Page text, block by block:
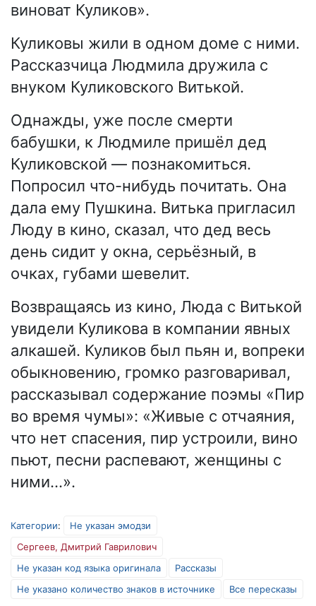
виноват Куликов».
Куликовы жили в одном доме с ними.
Рассказчица Людмила дружила с
внуком Куликовского Витькой.
Однажды, уже после смерти
бабушки, к Людмиле пришёл дед
Куликовской — познакомиться.
Попросил что-нибудь почитать. Она
дала ему Пушкина. Витька пригласил
Люду в кино, сказал, что дед весь
день сидит у окна, серьёзный, в
очках, губами шевелит.
Возвращаясь из кино, Люда с Витькой
увидели Куликова в компании явных
алкашей. Куликов был пьян и, вопреки
обыкновению, громко разговаривал,
рассказывал содержание поэмы «Пир
во время чумы»: «Живые с отчаяния,
что нет спасения, пир устроили, вино
пьют, песни распевают, женщины с
ними…».
Категории:
Не указан эмодзи
Сергеев, Дмитрий Гаврилович
Не указан код языка оригинала
Рассказы
Не указано количество знаков в источнике
Все пересказы